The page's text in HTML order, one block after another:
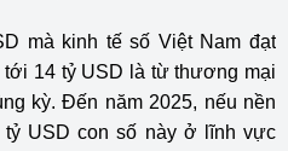
mà kinh tế số Việt Nam đạt
14 tỷ USD là từ thương mại
kỳ. Đến năm 2025, nếu nền
tỷ USD con số này ở lĩnh vực